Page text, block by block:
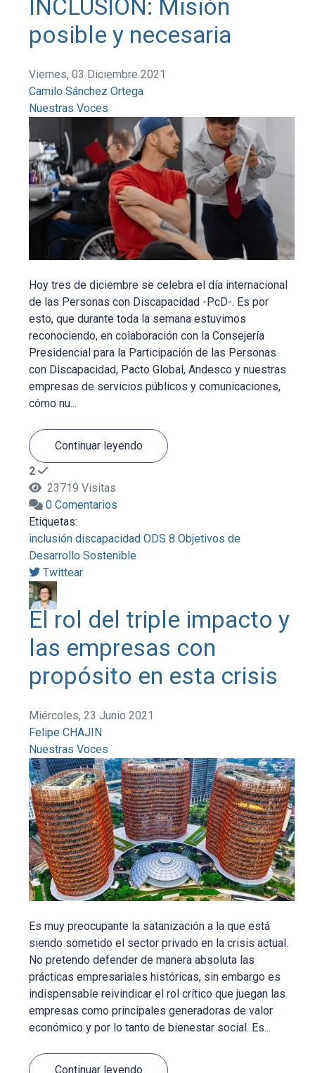
INCLUSIÓN: Misión
posible y necesaria
Viernes, 03 Diciembre 2021
Camilo Sánchez Ortega
Nuestras Voces
Hoy tres de diciembre se celebra el día internacional
de las Personas con Discapacidad -PcD-. Es por
esto, que durante toda la semana estuvimos
reconociendo, en colaboración con la Consejería
Presidencial para la Participación de las Personas
con Discapacidad, Pacto Global, Andesco y nuestras
empresas de servicios públicos y comunicaciones,
cómo nu...
Continuar leyendo
2
23719 Visitas
0 Comentarios
Etiquetas:
inclusión discapacidad ODS 8 Objetivos de
Desarrollo Sostenible
Twittear
El rol del triple impacto y
las empresas con
propósito en esta crisis
Miércoles, 23 Junio 2021
Felipe CHAJIN
Nuestras Voces
Es muy preocupante la satanización a la que está
siendo sometido el sector privado en la crisis actual.
No pretendo defender de manera absoluta las
prácticas empresariales históricas, sin embargo es
indispensable reivindicar el rol crítico que juegan las
empresas como principales generadoras de valor
económico y por lo tanto de bienestar social. Es...
Continuar leyendo